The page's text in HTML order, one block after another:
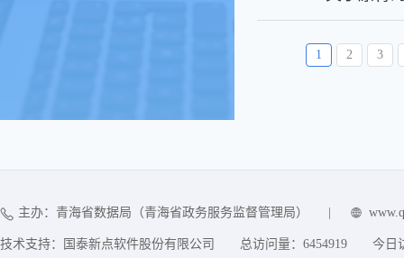
1 2 3
主办：青海省数据局（青海省政务服务监督管理局）
技术支持：国泰新点软件股份有限公司 总访问量： 6454919 今日